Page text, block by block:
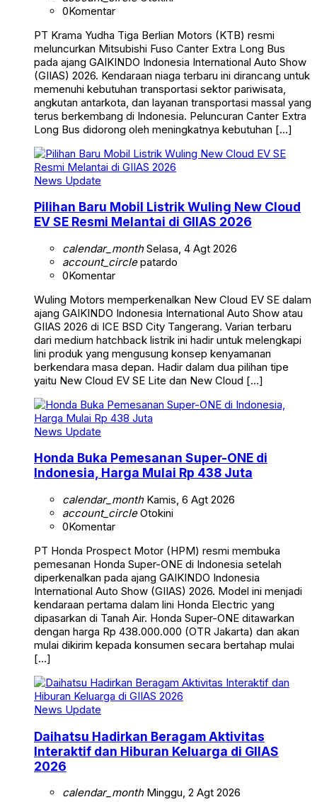
0Komentar
PT Krama Yudha Tiga Berlian Motors (KTB) resmi
meluncurkan Mitsubishi Fuso Canter Extra Long Bus
pada ajang GAIKINDO Indonesia International Auto Show
(GIIAS) 2026. Kendaraan niaga terbaru ini dirancang untuk
memenuhi kebutuhan transportasi sektor pariwisata,
angkutan antarkota, dan layanan transportasi massal yang
terus berkembang di Indonesia. Peluncuran Canter Extra
Long Bus didorong oleh meningkatnya kebutuhan […]
News Update
Pilihan Baru Mobil Listrik Wuling New Cloud
EV SE Resmi Melantai di GIIAS 2026
calendar_monthSelasa, 4 Agt 2026
account_circlepatardo
0Komentar
Wuling Motors memperkenalkan New Cloud EV SE dalam
ajang GAIKINDO Indonesia International Auto Show atau
GIIAS 2026 di ICE BSD City Tangerang. Varian terbaru
dari medium hatchback listrik ini hadir untuk melengkapi
lini produk yang mengusung konsep kenyamanan
berkendara masa depan. Hadir dalam dua pilihan tipe
yaitu New Cloud EV SE Lite dan New Cloud […]
News Update
Honda Buka Pemesanan Super-ONE di
Indonesia, Harga Mulai Rp 438 Juta
calendar_monthKamis, 6 Agt 2026
account_circleOtokini
0Komentar
PT Honda Prospect Motor (HPM) resmi membuka
pemesanan Honda Super-ONE di Indonesia setelah
diperkenalkan pada ajang GAIKINDO Indonesia
International Auto Show (GIIAS) 2026. Model ini menjadi
kendaraan pertama dalam lini Honda Electric yang
dipasarkan di Tanah Air. Honda Super-ONE ditawarkan
dengan harga Rp 438.000.000 (OTR Jakarta) dan akan
mulai dikirim kepada konsumen secara bertahap mulai
[…]
News Update
Daihatsu Hadirkan Beragam Aktivitas
Interaktif dan Hiburan Keluarga di GIIAS
2026
calendar_monthMinggu, 2 Agt 2026